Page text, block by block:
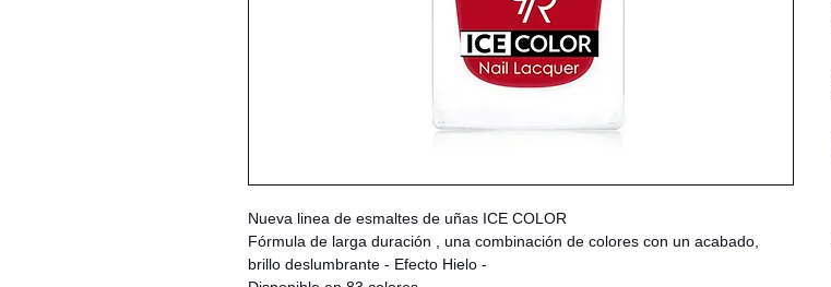
Nueva linea de esmaltes de uñas ICE COLOR
Fórmula de larga duración , una combinación de colores con un acabado,
brillo deslumbrante - Efecto Hielo -